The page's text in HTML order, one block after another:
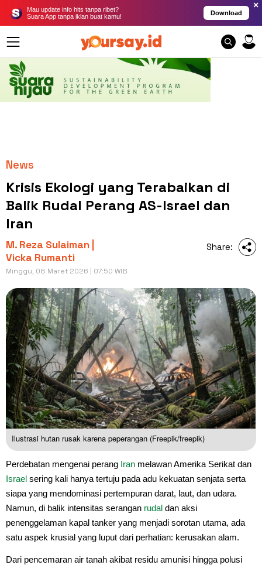
Mau update info hits tanpa ribet?
Suara App tanpa iklan buat kamu!
Download
×
News
Krisis Ekologi yang Terabaikan di
Balik Rudal Perang AS-Israel dan
Iran
M. Reza Sulaiman |
Vicka Rumanti
Minggu, 08 Maret 2026 | 07:50 WIB
Share:
Ilustrasi hutan rusak karena peperangan (Freepik/freepik)
Perdebatan mengenai perang Iran melawan Amerika Serikat dan
Israel sering kali hanya tertuju pada adu kekuatan senjata serta
siapa yang mendominasi pertempuran darat, laut, dan udara.
Namun, di balik intensitas serangan rudal dan aksi
penenggelaman kapal tanker yang menjadi sorotan utama, ada
satu aspek krusial yang luput dari perhatian: kerusakan alam.
Dari pencemaran air tanah akibat residu amunisi hingga polusi